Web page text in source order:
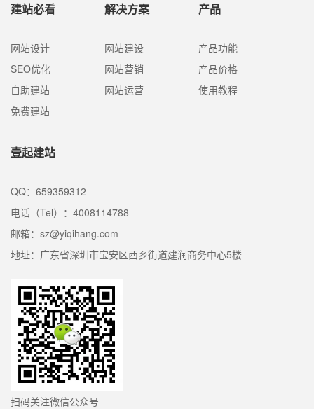
建站必看
网站设计
SEO优化
自助建站
免费建站
解决方案
网站建设
网站营销
网站运营
产品
产品功能
产品价格
使用教程
壹起建站
QQ：659359312
电话（Tel）：4008114788
邮箱：sz@yiqihang.com
地址：广东省深圳市宝安区西乡街道建润商务中心5楼
扫码关注微信公众号